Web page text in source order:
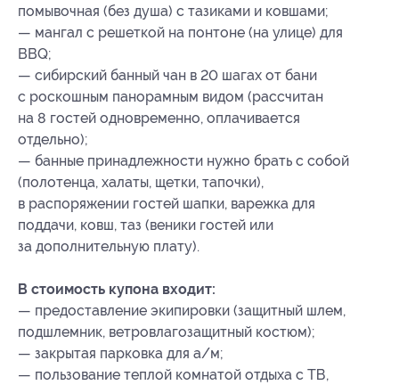
помывочная (без душа) с тазиками и ковшами;
— мангал с решеткой на понтоне (на улице) для
BBQ;
— сибирский банный чан в 20 шагах от бани
с роскошным панорамным видом (рассчитан
на 8 гостей одновременно, оплачивается
отдельно);
— банные принадлежности нужно брать с собой
(полотенца, халаты, щетки, тапочки),
в распоряжении гостей шапки, варежка для
поддачи, ковш, таз (веники гостей или
за дополнительную плату).
В стоимость купона входит:
— предоставление экипировки (защитный шлем,
подшлемник, ветровлагозащитный костюм);
— закрытая парковка для а/м;
— пользование теплой комнатой отдыха с ТВ,